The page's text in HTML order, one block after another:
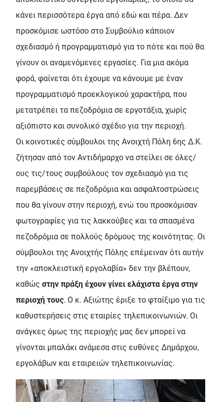
κάνει περισσότερα έργα από εδώ και πέρα. Δεν
προσκόμισε ωστόσο στο Συμβούλιο κάποιον
σχεδιασμό ή προγραμματισμό για το πότε και πού θα
γίνουν οι αναμενόμενες εργασίες. Για μια ακόμα
φορά, φαίνεται ότι έχουμε να κάνουμε με έναν
προγραμματισμό προεκλογικού χαρακτήρα, που
μετατρέπει τα πεζοδρόμια σε εργοτάξια, χωρίς
αξιόπιστο και συνολικό σχέδιο για την περιοχή.
Οι κοινοτικές σύμβουλοι της Ανοιχτή Πόλη 6ης Δ.Κ.
ζήτησαν από τον Αντιδήμαρχο να στείλει σε όλες/
ους τις/τους συμβούλους τον σχεδιασμό για τις
παρεμβάσεις σε πεζοδρόμια και ασφαλτοστρώσεις
που θα γίνουν στην περιοχή, ενώ του προσκόμισαν
φωτογραφίες για τις λακκούβες και τα σπασμένα
πεζοδρόμια σε πολλούς δρόμους της κοινότητας. Οι
σύμβουλοι της Ανοιχτής Πόλης επέμειναν ότι αυτήν
την «αποκλειστική εργολαβία» δεν την βλέπουν,
καθώς στην πράξη έχουν γίνει ελάχιστα έργα στην
περιοχή τους. Ο κ. Αξιώτης έριξε το φταίξιμο για τις
καθυστερήσεις στις εταιρίες τηλεπικοινωνιών. Οι
ανάγκες όμως της περιοχής μας δεν μπορεί να
γίνονται μπαλάκι ανάμεσα στις ευθύνες Δημάρχου,
εργολάβων και εταιρειών τηλεπικοινωνίας.